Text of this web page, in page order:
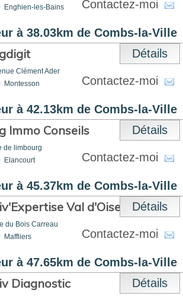
Enghien-les-Bains
à 38.03km de Combs-la-Ville
Contactez-moi
Clément Ader
Montesson
à 42.13km de Combs-la-Ville
Détails
Contactez-moi
Immo Conseils
de limbourg
Elancourt
à 45.37km de Combs-la-Ville
Détails
Contactez-moi
Val d'Oise Centre
du Bois Carreau
Maffliers
à 47.65km de Combs-la-Ville
Détails
Contactez-moi
Diagnostic Détails